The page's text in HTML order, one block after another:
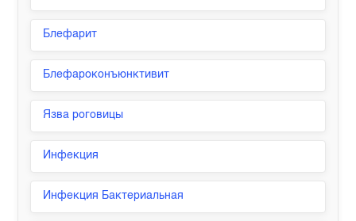
Блефарит
Блефароконъюнктивит
Язва роговицы
Инфекция
Инфекция Бактериальная